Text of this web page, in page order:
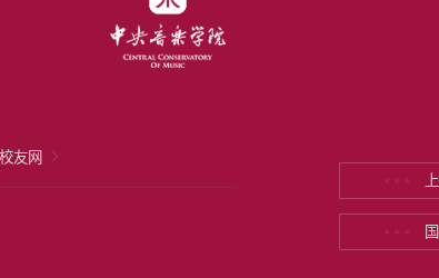
校友网
* * * 上
* * * 国